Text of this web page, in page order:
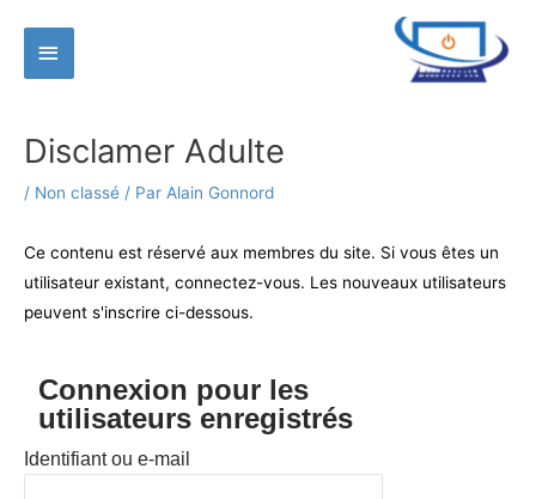
Menu
principal
Disclamer Adulte
/ Non classé / Par Alain Gonnord
Ce contenu est réservé aux membres du site. Si vous êtes un
utilisateur existant, connectez-vous. Les nouveaux utilisateurs
peuvent s'inscrire ci-dessous.
Connexion pour les
utilisateurs enregistrés
Identifiant ou e-mail